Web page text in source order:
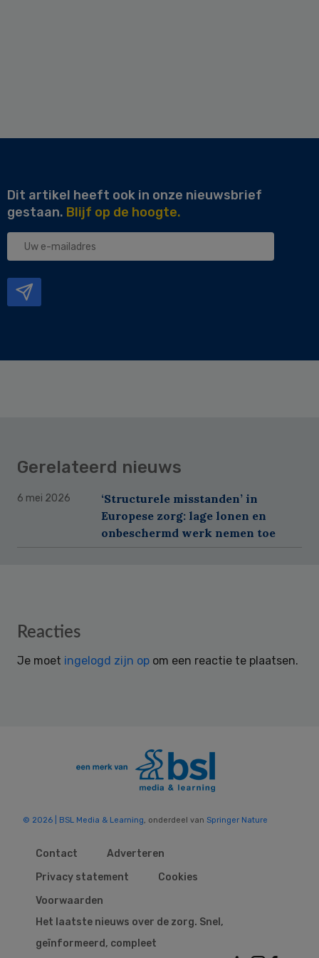
Dit artikel heeft ook in onze nieuwsbrief
gestaan. Blijf op de hoogte.
Uw
Gerelateerd nieuws
6 mei 2026
‘Structurele misstanden’ in
Europese zorg: lage lonen en
onbeschermd werk nemen toe
Reader
Reacties
Je moet ingelogd zijn op om een reactie te plaatsen.
© 2026 | BSL Media & Learning , onderdeel van Springer Nature
Contact
Adverteren
Privacy statement
Cookies
Voorwaarden
Het laatste nieuws over de zorg. Snel,
geïnformeerd, compleet